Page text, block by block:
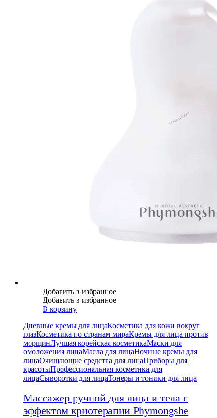
Добавить в избранное
Добавить в избранное
В корзину
Дневные кремы для лицаКосметика для кожи вокруг
глазКосметика по странам мираКремы для лица против
морщинЛучшая корейская косметикаМаски для
омоложения лицаМасла для лицаНочные кремы для
лицаОчищающие средства для лицаПриборы для
красотыПрофессиональная косметика для
лицаСыворотки для лицаТонеры и тоники для лица
Массажер ручной для лица и тела с
эффектом криотерапии Phymongshe